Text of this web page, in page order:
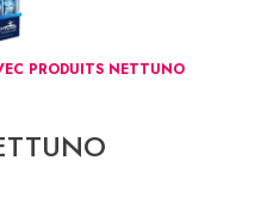
PRODUITS NETTUNO